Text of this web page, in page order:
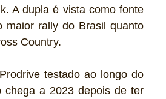
A dupla é vista como fonte
maior rally do Brasil quanto
Country.
testado ao longo do
chega a 2023 depois de ter